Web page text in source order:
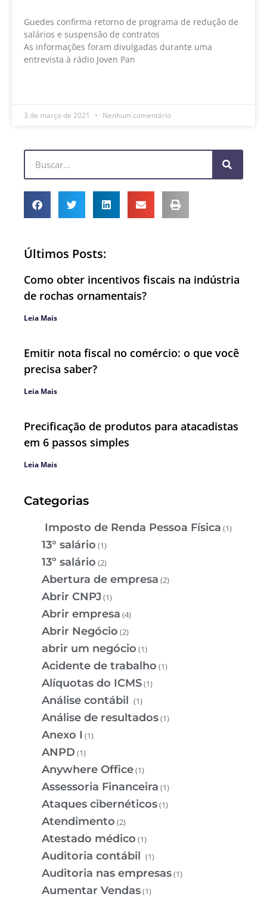
Guedes confirma retorno de programa de redução de
salários e suspensão de contratos
As informações foram divulgadas durante uma
entrevista à rádio Joven Pan
3 de março de 2021 Nenhum comentário
Últimos Posts:
Como obter incentivos fiscais na indústria
de rochas ornamentais?
Leia Mais
Emitir nota fiscal no comércio: o que você
precisa saber?
Leia Mais
Precificação de produtos para atacadistas
em 6 passos simples
Leia Mais
Categorias
Imposto de Renda Pessoa Física (1)
13° salário (1)
13º salário (2)
Abertura de empresa (2)
Abrir CNPJ (1)
Abrir empresa (4)
Abrir Negócio (2)
abrir um negócio (1)
Acidente de trabalho (1)
Alíquotas do ICMS(1)
Análise contábil (1)
Análise de resultados(1)
Anexo I (1)
ANPD (1)
Anywhere Office(1)
Assessoria Financeira (1)
Ataques cibernéticos(1)
Atendimento (2)
Atestado médico (1)
Auditoria contábil (1)
Auditoria nas empresas(1)
Aumentar Vendas(1)